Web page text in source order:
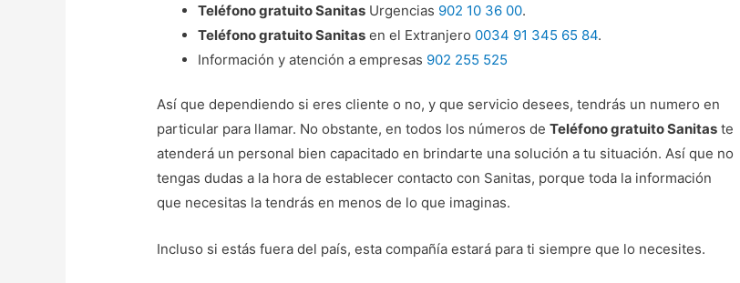
Teléfono gratuito Sanitas Urgencias 902 10 36 00.
Teléfono gratuito Sanitas en el Extranjero 0034 91 345 65 84.
Información y atención a empresas 902 255 525
Así que dependiendo si eres cliente o no, y que servicio desees, tendrás un numero en
particular para llamar. No obstante, en todos los números deTeléfono gratuito Sanitas te
atenderá un personal bien capacitado en brindarte una solución a tu situación. Así que no
tengas dudas a la hora de establecer contacto con Sanitas, porque toda la información
que necesitas la tendrás en menos de lo que imaginas.
Incluso si estás fuera del país, esta compañía estará para ti siempre que lo necesites.